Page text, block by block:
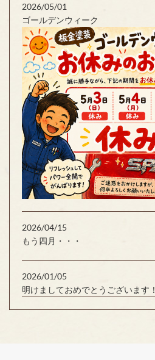
2026/05/01
ゴールデンウィーク
2026/04/15
もう四月・・・
2026/01/05
明けましておめでとうございます！